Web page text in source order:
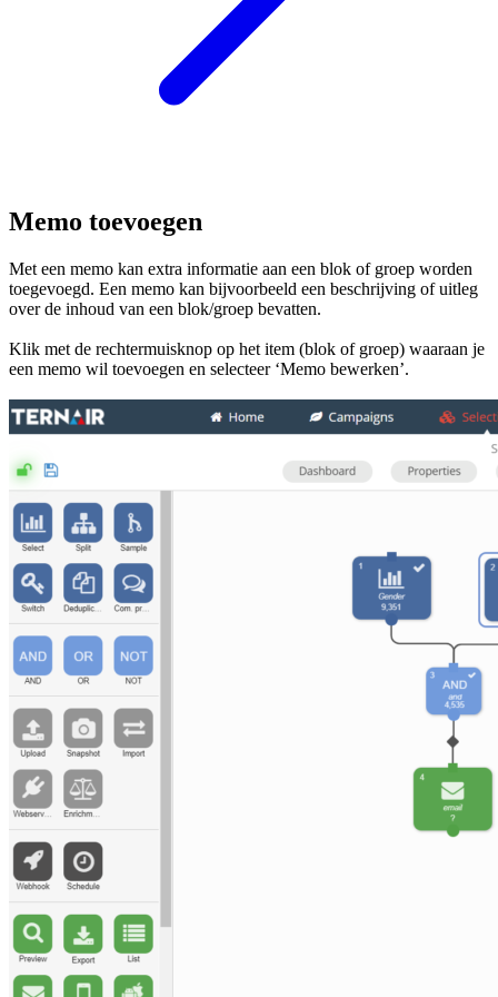
Memo toevoegen
Met een memo kan extra informatie aan een blok of groep worden
toegevoegd. Een memo kan bijvoorbeeld een beschrijving of uitleg
over de inhoud van een blok/groep bevatten.
Klik met de rechtermuisknop op het item (blok of groep) waaraan je
een memo wil toevoegen en selecteer ‘Memo bewerken’.